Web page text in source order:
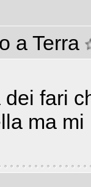
a Terra
fari
ma